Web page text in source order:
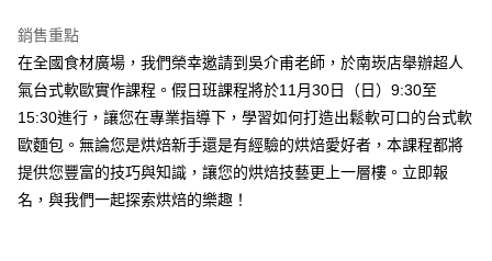
常溫宅配-(限重20kg以下)
每筆NT$100，滿NT$1,500(含以上)免運費
課程報名
銷售重點
在全國食材廣場，我們榮幸邀請到吳介甫老師，於南崁店舉辦超人
氣台式軟歐實作課程。假日班課程將於11月30日（日）9:30至
15:30進行，讓您在專業指導下，學習如何打造出鬆軟可口的台式軟
歐麵包。無論您是烘焙新手還是有經驗的烘焙愛好者，本課程都將
提供您豐富的技巧與知識，讓您的烘焙技藝更上一層樓。立即報
名，與我們一起探索烘焙的樂趣！